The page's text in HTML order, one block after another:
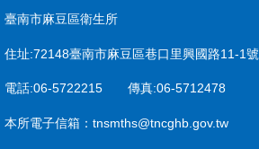
臺南市麻豆區衛生所
住址:72148臺南市麻豆區巷口里興國路11-1號
電話:06-5722215 傳真:06-5712478
本所電子信箱：tnsmths@tncghb.gov.tw